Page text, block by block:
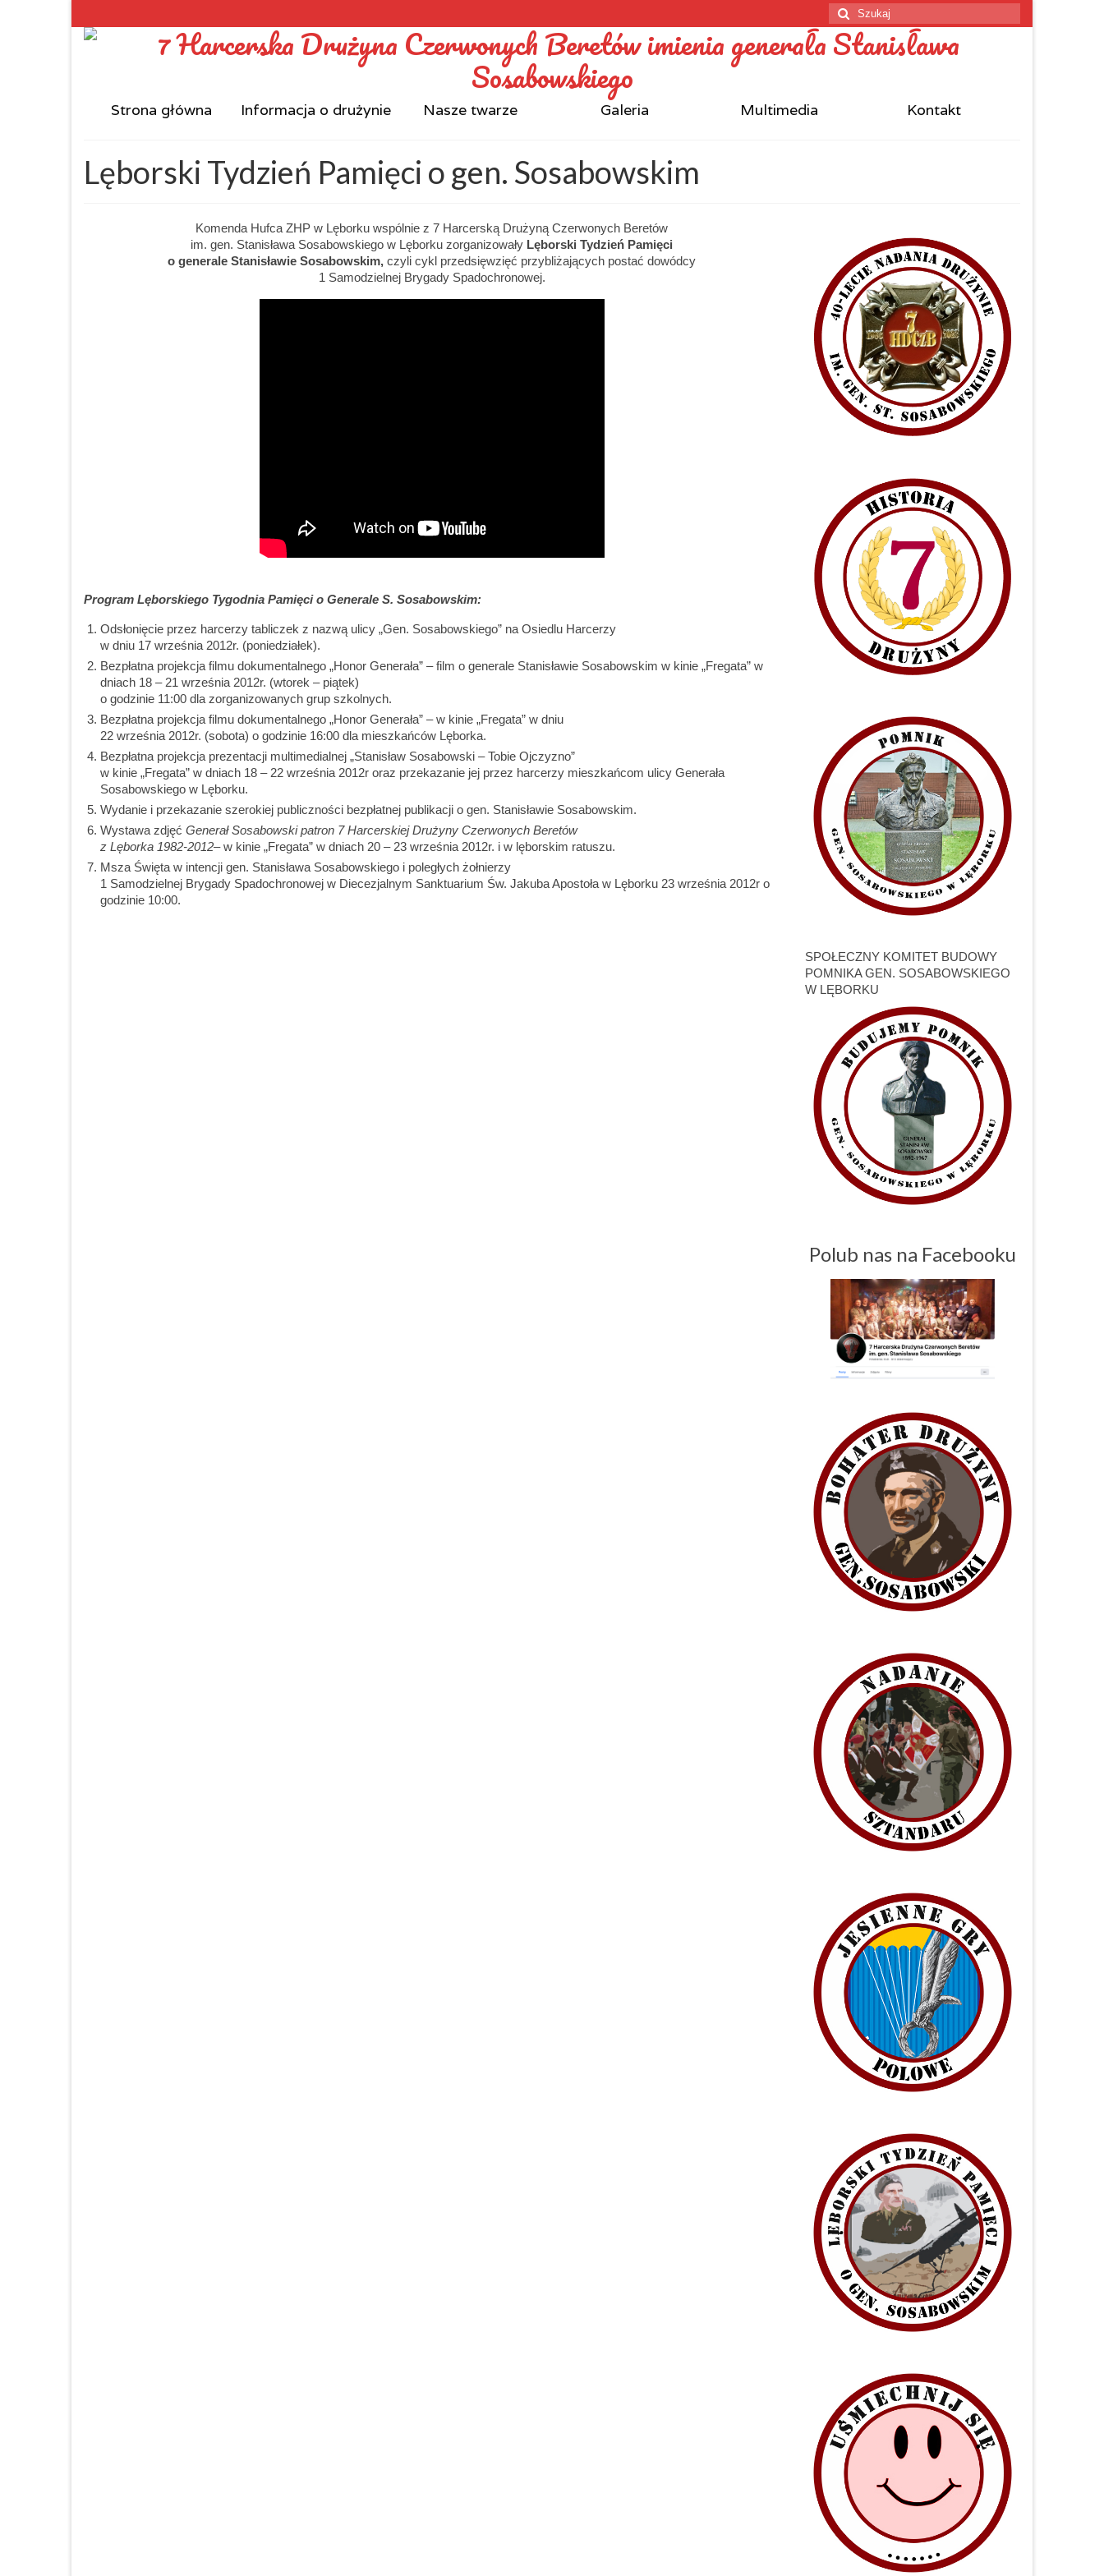
Szuklaj
w:
Strona główna Informacja o drużynie Nasze twarze Galeria Multimedia Kontakt
Lęborski Tydzień Pamięci o gen. Sosabowskim
Komenda Hufca ZHP w Lęborku wspólnie z 7 Harcerską Drużyną Czerwonych Beretów
im. gen. Stanisława Sosabowskiego w Lęborku zorganizowały Lęborski Tydzień Pamięci
o generale Stanisławie Sosabowskim, czyli cykl przedsięwzięć przybliżających postać dowódcy
1 Samodzielnej Brygady Spadochronowej.
Program Lęborskiego Tygodnia Pamięci o Generale S. Sosabowskim:
Odsłonięcie przez harcerzy tabliczek z nazwą ulicy „Gen. Sosabowskiego” na Osiedlu Harcerzy
w dniu 17 września 2012r. (poniedziałek).
Bezpłatna projekcja filmu dokumentalnego „Honor Generała” – film o generale Stanisławie Sosabowskim w kinie „Fregata” w
dniach 18 – 21 września 2012r. (wtorek – piątek)
o godzinie 11:00 dla zorganizowanych grup szkolnych.
Bezpłatna projekcja filmu dokumentalnego „Honor Generała” – w kinie „Fregata” w dniu
22 września 2012r. (sobota) o godzinie 16:00 dla mieszkańców Lęborka.
Bezpłatna projekcja prezentacji multimedialnej „Stanisław Sosabowski – Tobie Ojczyzno”
w kinie „Fregata” w dniach 18 – 22 września 2012r oraz przekazanie jej przez harcerzy mieszkańcom ulicy Generała
Sosabowskiego w Lęborku.
Wydanie i przekazanie szerokiej publiczności bezpłatnej publikacji o gen. Stanisławie Sosabowskim.
Wystawa zdjęć Generał Sosabowski patron 7 Harcerskiej Drużyny Czerwonych Beretów
z Lęborka 1982-2012– w kinie „Fregata” w dniach 20 – 23 września 2012r. i w lęborskim ratuszu.
Msza Święta w intencji gen. Stanisława Sosabowskiego i poległych żołnierzy
1 Samodzielnej Brygady Spadochronowej w Diecezjalnym Sanktuarium Św. Jakuba Apostoła w Lęborku 23 września 2012r o
godzinie 10:00.
SPOŁECZNY KOMITET BUDOWY
POMNIKA GEN. SOSABOWSKIEGO
W LĘBORKU
Polub nas na Facebooku